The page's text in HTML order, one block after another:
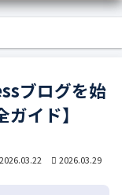
ブログを始
イド】
2026.03.22 2026.03.29